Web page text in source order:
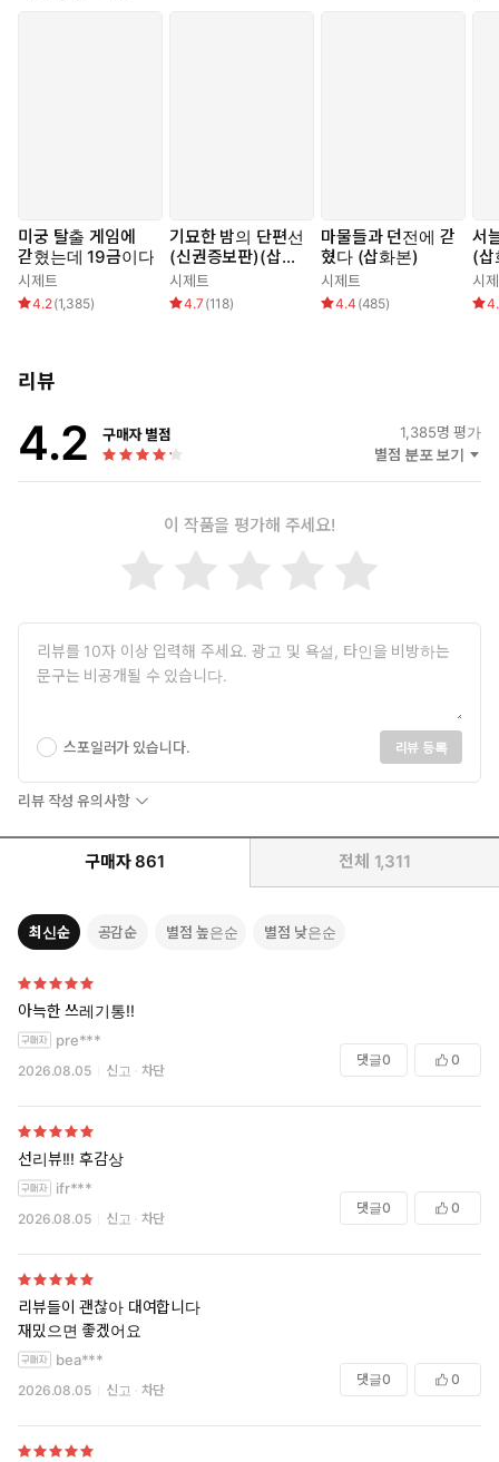
미궁 탈출 게임에
갇혔는데 19금이다
시제트
4.2(1,385)
기묘한 밤의 단편선
(신권증보판)(삽화
본)
시제트
4.7 (118)
마물들과 던전에 갇
혔다 (삽화본)
시제트
4.4 (485)
서
(
시
리뷰
4.2 구매자 별점 1,385명 평가
별점 분포 보기
이 작품을 평가해 주세요!
스포일러가 있습니다. 리뷰 등록
리뷰 작성 유의사항
구매자 861 전체 1,311
최신순 공감순 별점 높은순 별점 낮은순
아늑한 쓰레기통!!
pre***
2026.08.05 신고 차단
댓글0 0
선리뷰!!! 후감상
ifr***
2026.08.05 신고 차단
댓글0 0
리뷰들이 괜찮아 대여합니다
재밌으면 좋겠어요
bea***
2026.08.05 신고 차단
댓글0 0